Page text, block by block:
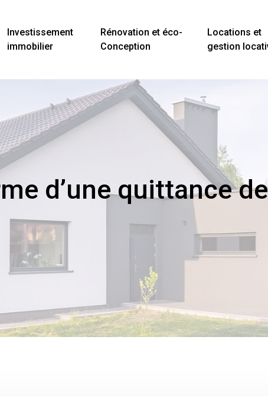
Investissement
immobilier
Rénovation et éco-
Conception
Locations et
gestion
d’une quittance